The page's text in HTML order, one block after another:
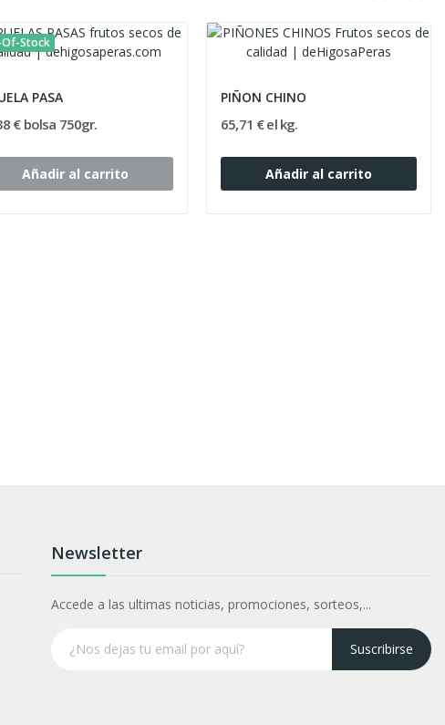
Stock
PASA
€ bolsa 750gr.
Añadir al carrito
PIÑON CHINO
65,71 € el kg.
Añadir al carrito
Newsletter
Accede a las ultimas noticias, promociones, sorteos,...
Suscribirse